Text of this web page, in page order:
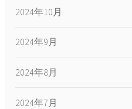
2024年10月
2024年9月
2024年8月
2024年7月